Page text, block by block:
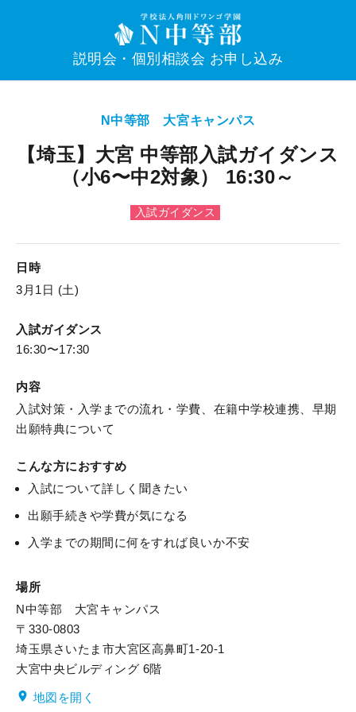
説明会・個別相談会 お申し込み
N中等部 大宮キャンパス
【埼玉】大宮 中等部入試ガイダンス
（小6〜中2対象） 16:30～
入試ガイダンス
日時
3月1日 (土)
入試ガイダンス
16:30〜17:30
内容
入試対策・入学までの流れ・学費、在籍中学校連携、早期
出願特典について
こんな方におすすめ
入試について詳しく聞きたい
出願手続きや学費が気になる
入学までの期間に何をすれば良いか不安
場所
N中等部 大宮キャンパス
〒330-0803
埼玉県さいたま市大宮区高鼻町1-20-1
大宮中央ビルディング 6階
地図を開く